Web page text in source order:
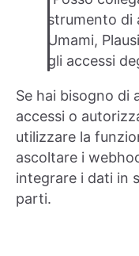
strumento di
Umami,
gli accessi
Se hai bisogno di
accessi o
utilizzare la
ascoltare i
integrare i dati in
parti.